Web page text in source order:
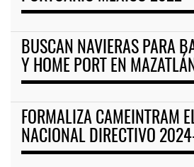
BUSCAN NAVIERAS PARA
Y HOME PORT EN MAZATLÁN
FORMALIZA CAMEINTRAM
NACIONAL DIRECTIVO